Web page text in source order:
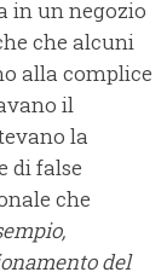
in un negozio
che alcuni
alla complice
il
la
di false
che
del